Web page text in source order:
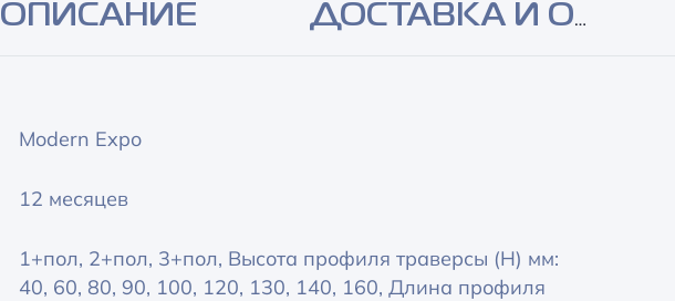
ОПИСАНИЕ ДОСТАВКА И ОПЛАТА
Modern Expo
12 месяцев
1+пол, 2+пол, 3+пол, Высота профиля траверсы (H) мм:
40, 60, 80, 90, 100, 120, 130, 140, 160, Длина профиля